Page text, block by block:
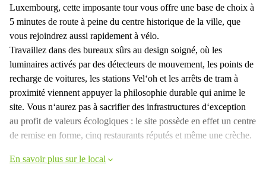
Luxembourg, cette imposante tour vous offre une base de choix à
5 minutes de route à peine du centre historique de la ville, que
vous rejoindrez aussi rapidement à vélo.
Travaillez dans des bureaux sûrs au design soigné, où les
luminaires activés par des détecteurs de mouvement, les points de
recharge de voitures, les stations Vel‘oh et les arrêts de tram à
proximité viennent appuyer la philosophie durable qui anime le
site. Vous n‘aurez pas à sacrifier des infrastructures d‘exception
au profit de valeurs écologiques : le site possède en effet un centre
de remise en forme, cinq restaurants réputés et même une crèche.
En savoir plus sur le local